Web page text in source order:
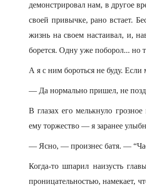
демонстрировал нам, в другое
своей привычке, рано встает.
жизнь на своем настаивал, и,
борется. Одну уже поборол... но
А я с ним бороться не буду.
— Да нормально пришел, не
В глазах его мелькнуло
ему торжество — я заранее
— Ясно, — произнес батя. —
Когда-то шпарил наизусть
проницательностью, намекает,